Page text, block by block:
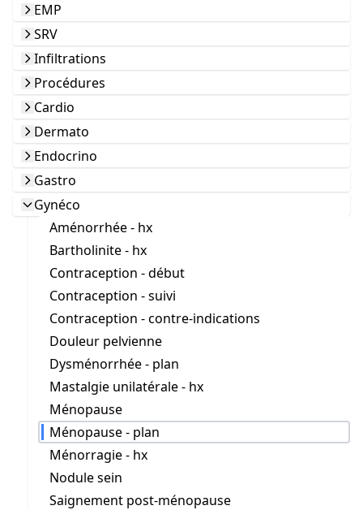
EMP
SRV
Infiltrations
Procédures
Cardio
Dermato
Endocrino
Gastro
Gynéco
Aménorrhée - hx
Bartholinite - hx
Contraception - début
Contraception - suivi
Contraception - contre-indications
Douleur pelvienne
Dysménorrhée - plan
Mastalgie unilatérale - hx
Ménopause
Ménopause - plan
Ménorragie - hx
Nodule sein
Saignement post-ménopause